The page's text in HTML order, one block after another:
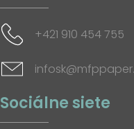
+421 910 454 755
Sociálne siete